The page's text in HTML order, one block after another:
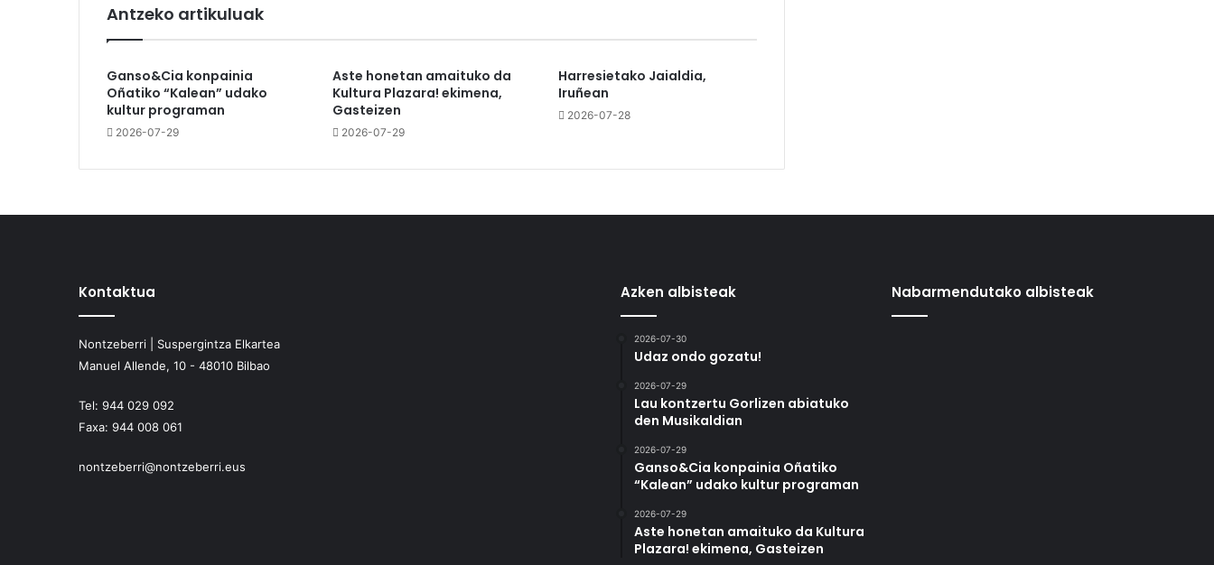
Antzeko artikuluak
Ganso&Cia konpainia
Oñatiko “Kalean” udako
kultur programan
2026-07-29
Aste honetan amaituko da
Kultura Plazara! ekimena,
Gasteizen
2026-07-29
Harresietako Jaialdia,
Iruñean
2026-07-28
Kontaktua
Nontzeberri | Suspergintza Elkartea
Manuel Allende, 10 - 48010 Bilbao
Tel: 944 029 092
Faxa: 944 008 061
nontzeberri@nontzeberri.eus
Azken albisteak
2026-07-30
Udaz ondo gozatu!
2026-07-29
Lau kontzertu Gorlizen abiatuko
den Musikaldian
2026-07-29
Ganso&Cia konpainia Oñatiko
“Kalean” udako kultur programan
2026-07-29
Aste honetan amaituko da Kultura
Plazara! ekimena, Gasteizen
Nabarmendutako albisteak